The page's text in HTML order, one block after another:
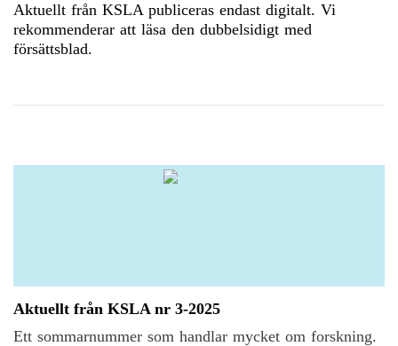
Aktuellt från KSLA publiceras endast digitalt. Vi
rekommenderar att läsa den dubbelsidigt med
försättsblad.
Aktuellt från KSLA nr 3-2025
Ett sommarnummer som handlar mycket om forskning.